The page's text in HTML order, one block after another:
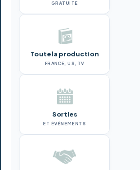
GRATUITE
Toute la production
FRANCE, US, TV
Sorties
ET ÉVÉNEMENTS